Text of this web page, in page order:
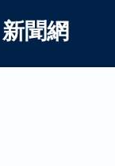
新聞網